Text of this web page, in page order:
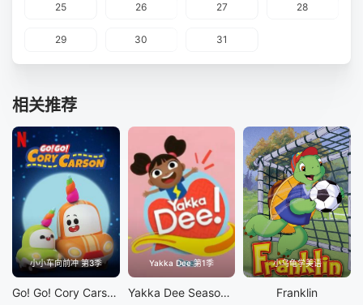
25 26 27 28
29 30 31
相关推荐
小小车向前冲 第3季
Go! Go! Cory Carson S3
Yakka Dee 第1季
Yakka Dee Season 1
小乌龟学美语
Franklin